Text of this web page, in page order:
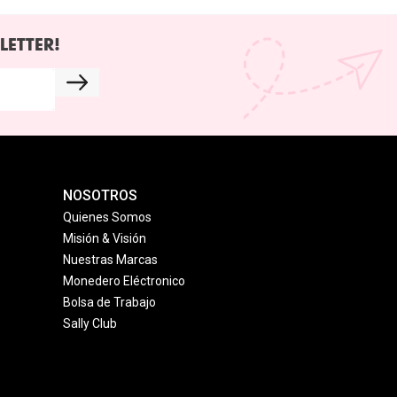
NOSOTROS
Quienes Somos
Misión & Visión
Nuestras Marcas
Monedero Eléctronico
Bolsa de Trabajo
Sally Club